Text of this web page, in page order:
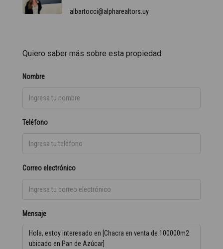
albartocci@alpharealtors.uy
Quiero saber más sobre esta propiedad
Nombre
Teléfono
Correo electrónico
Mensaje